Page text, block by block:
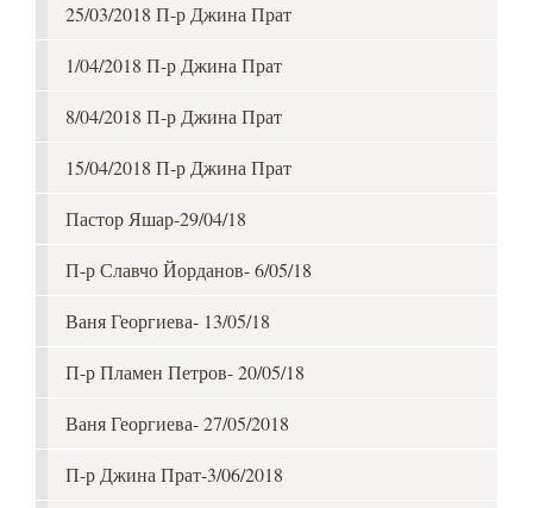
25/03/2018 П-р Джина Прат
1/04/2018 П-р Джина Прат
8/04/2018 П-р Джина Прат
15/04/2018 П-р Джина Прат
Пастор Яшар-29/04/18
П-р Славчо Йорданов- 6/05/18
Ваня Георгиева- 13/05/18
П-р Пламен Петров- 20/05/18
Ваня Георгиева- 27/05/2018
П-р Джина Прат-3/06/2018